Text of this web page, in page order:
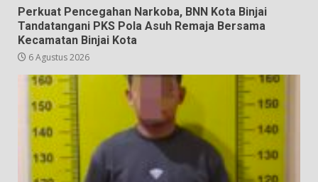
Perkuat Pencegahan Narkoba, BNN Kota Binjai
Tandatangani PKS Pola Asuh Remaja Bersama
Kecamatan Binjai Kota
6 Agustus 2026